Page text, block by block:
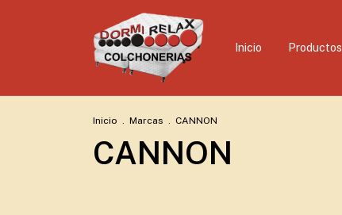
Inicio Productos
Inicio . Marcas . CANNON
CANNON